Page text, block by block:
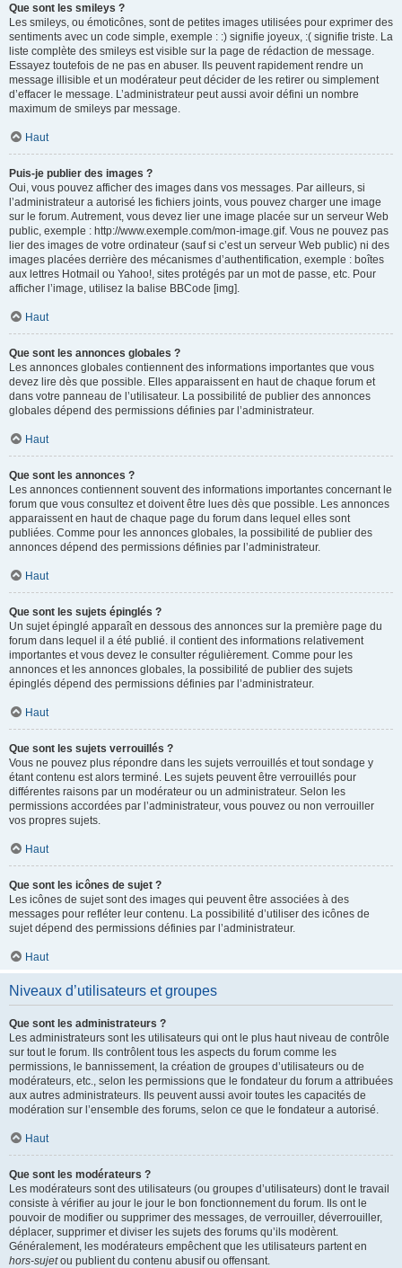
Que sont les smileys ?
Les smileys, ou émoticônes, sont de petites images utilisées pour exprimer des
sentiments avec un code simple, exemple : :) signifie joyeux, :( signifie triste. La
liste complète des smileys est visible sur la page de rédaction de message.
Essayez toutefois de ne pas en abuser. Ils peuvent rapidement rendre un
message illisible et un modérateur peut décider de les retirer ou simplement
d’effacer le message. L’administrateur peut aussi avoir défini un nombre
maximum de smileys par message.
Haut
Puis-je publier des images ?
Oui, vous pouvez afficher des images dans vos messages. Par ailleurs, si
l’administrateur a autorisé les fichiers joints, vous pouvez charger une image
sur le forum. Autrement, vous devez lier une image placée sur un serveur Web
public, exemple : http://www.exemple.com/mon-image.gif. Vous ne pouvez pas
lier des images de votre ordinateur (sauf si c’est un serveur Web public) ni des
images placées derrière des mécanismes d’authentification, exemple : boîtes
aux lettres Hotmail ou Yahoo!, sites protégés par un mot de passe, etc. Pour
afficher l’image, utilisez la balise BBCode [img].
Haut
Que sont les annonces globales ?
Les annonces globales contiennent des informations importantes que vous
devez lire dès que possible. Elles apparaissent en haut de chaque forum et
dans votre panneau de l’utilisateur. La possibilité de publier des annonces
globales dépend des permissions définies par l’administrateur.
Haut
Que sont les annonces ?
Les annonces contiennent souvent des informations importantes concernant le
forum que vous consultez et doivent être lues dès que possible. Les annonces
apparaissent en haut de chaque page du forum dans lequel elles sont
publiées. Comme pour les annonces globales, la possibilité de publier des
annonces dépend des permissions définies par l’administrateur.
Haut
Que sont les sujets épinglés ?
Un sujet épinglé apparaît en dessous des annonces sur la première page du
forum dans lequel il a été publié. il contient des informations relativement
importantes et vous devez le consulter régulièrement. Comme pour les
annonces et les annonces globales, la possibilité de publier des sujets
épinglés dépend des permissions définies par l’administrateur.
Haut
Que sont les sujets verrouillés ?
Vous ne pouvez plus répondre dans les sujets verrouillés et tout sondage y
étant contenu est alors terminé. Les sujets peuvent être verrouillés pour
différentes raisons par un modérateur ou un administrateur. Selon les
permissions accordées par l’administrateur, vous pouvez ou non verrouiller
vos propres sujets.
Haut
Que sont les icônes de sujet ?
Les icônes de sujet sont des images qui peuvent être associées à des
messages pour refléter leur contenu. La possibilité d’utiliser des icônes de
sujet dépend des permissions définies par l’administrateur.
Haut
Niveaux d’utilisateurs et groupes
Que sont les administrateurs ?
Les administrateurs sont les utilisateurs qui ont le plus haut niveau de contrôle
sur tout le forum. Ils contrôlent tous les aspects du forum comme les
permissions, le bannissement, la création de groupes d’utilisateurs ou de
modérateurs, etc., selon les permissions que le fondateur du forum a attribuées
aux autres administrateurs. Ils peuvent aussi avoir toutes les capacités de
modération sur l’ensemble des forums, selon ce que le fondateur a autorisé.
Haut
Que sont les modérateurs ?
Les modérateurs sont des utilisateurs (ou groupes d’utilisateurs) dont le travail
consiste à vérifier au jour le jour le bon fonctionnement du forum. Ils ont le
pouvoir de modifier ou supprimer des messages, de verrouiller, déverrouiller,
déplacer, supprimer et diviser les sujets des forums qu’ils modèrent.
Généralement, les modérateurs empêchent que les utilisateurs partent en
hors-sujetou publient du contenu abusif ou offensant.